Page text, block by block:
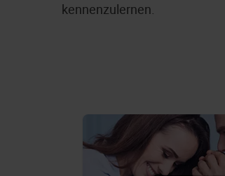
kennenzulernen.